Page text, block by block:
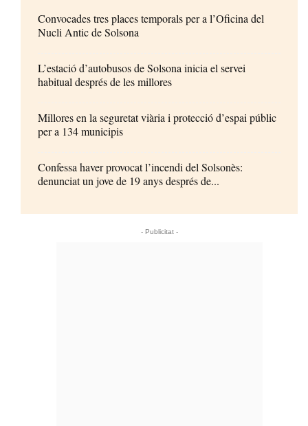
Convocades tres places temporals per a l’Oficina del
Nucli Antic de Solsona
L’estació d’autobusos de Solsona inicia el servei
habitual després de les millores
Millores en la seguretat viària i protecció d’espai públic
per a 134 municipis
Confessa haver provocat l’incendi del Solsonès:
denunciat un jove de 19 anys després de...
- Publicitat -